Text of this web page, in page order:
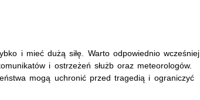
i mieć dużą siłę. Warto odpowiednio wcześniej
i ostrzeżeń służb oraz meteorologów.
mogą uchronić przed tragedią i ograniczyć